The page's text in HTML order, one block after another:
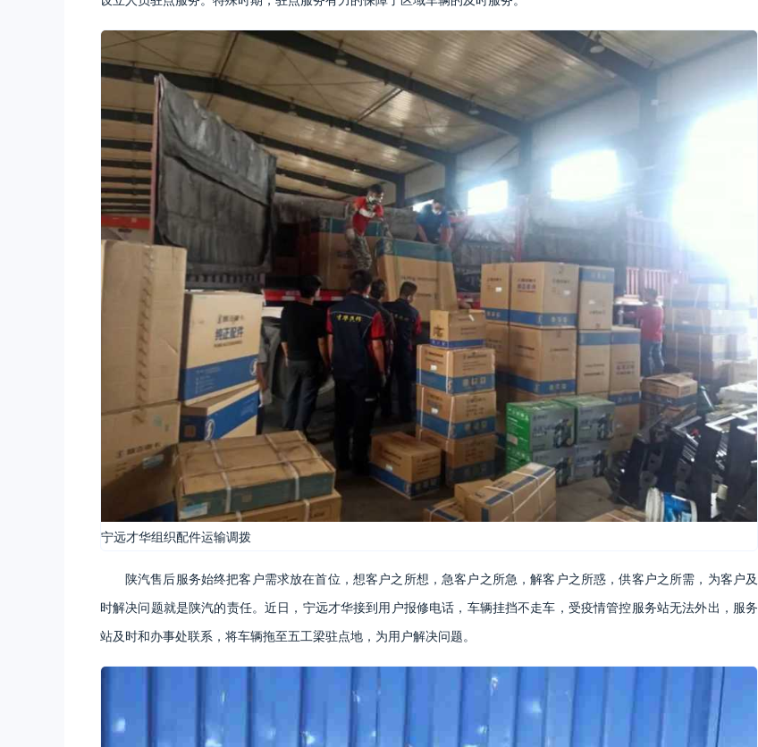
宁远才华组织配件运输调拨
陕汽售后服务始终把客户需求放在首位，想客户之所想，急客户之所急，解客户之所惑，供客户之所需，为客户及
时解决问题就是陕汽的责任。近日，宁远才华接到用户报修电话，车辆挂挡不走车，受疫情管控服务站无法外出，服务
站及时和办事处联系，将车辆拖至五工梁驻点地，为用户解决问题。